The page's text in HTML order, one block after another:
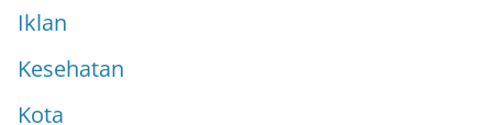
Iklan
Kesehatan
Kota